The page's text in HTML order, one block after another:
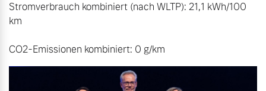
Stromverbrauch kombiniert (nach WLTP): 21,1 kWh/100
km
CO2-Emissionen kombiniert: 0 g/km